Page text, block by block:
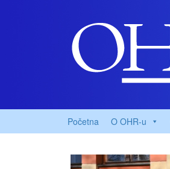
Početna O OHR-u